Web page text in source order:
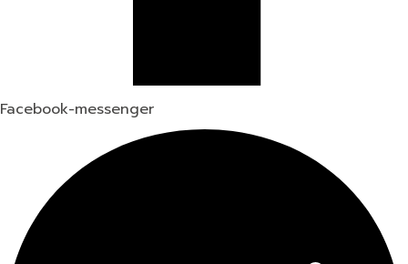
Facebook-messenger